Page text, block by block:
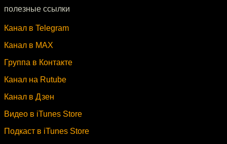
полезные ссылки
Канал в Telegram
Канал в MAX
Группа в Контакте
Канал на Rutube
Канал в Дзен
Видео в iTunes Store
Подкаст в iTunes Store